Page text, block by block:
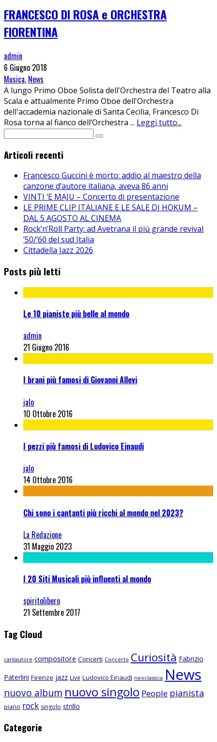
FRANCESCO DI ROSA e ORCHESTRA
FIORENTINA
admin
6 Giugno 2018
Musica, News
A lungo Primo Oboe Solista dell'Orchestra del Teatro alla
Scala e attualmente Primo Oboe dell'Orchestra
dell'accademia nazionale di Santa Cecilia, Francesco Di
Rosa torna al fianco dell’Orchestra ... Leggi tutto...
Articoli recenti
Francesco Guccini è morto: addio al maestro della
canzone d’autore italiana, aveva 86 anni
VINTI ‘E MAJU – Concerto di presentazione
LE PRIME CLIP ITALIANE E LE SALE DI HOKUM –
DAL 5 AGOSTO AL CINEMA
Rock’n’Roll Party: ad Avetrana il più grande revival
‘50/’60 del sud Italia
Cittadella Jazz 2026
Posts più letti
Le 10 pianiste più belle al mondo
admin
21 Giugno 2016
I brani più famosi di Giovanni Allevi
jalo
10 Ottobre 2016
I pezzi più famosi di Ludovico Einaudi
jalo
14 Ottobre 2016
Chi sono i cantanti più ricchi al mondo nel 2023?
La Redazione
31 Maggio 2023
I 20 Siti Musicali più influenti al mondo
spiritolibero
21 Settembre 2017
Tag Cloud
cantautore compositore Concerti Concerto Curiosità Fabrizio
Paterlini Firenze jazz Live Ludovico Einaudi neoclassica News
nuovo album nuovo singolo People pianista
piano rock singolo strillo
Categorie